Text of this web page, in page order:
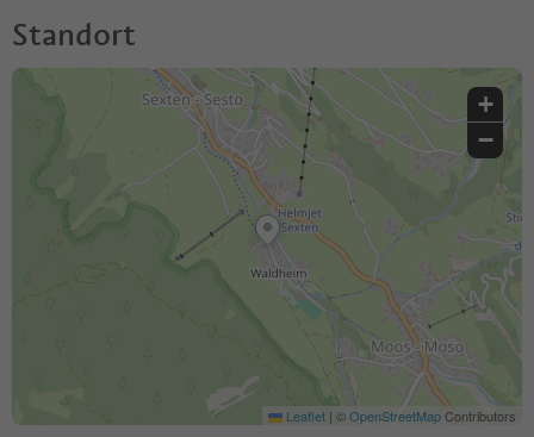
Standort
+
−
Leaflet | ©OpenStreetMapContributors